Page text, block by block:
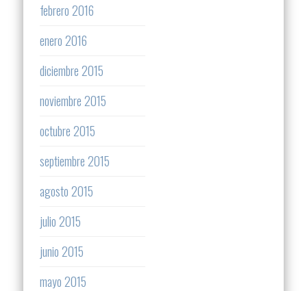
febrero 2016
enero 2016
diciembre 2015
noviembre 2015
octubre 2015
septiembre 2015
agosto 2015
julio 2015
junio 2015
mayo 2015